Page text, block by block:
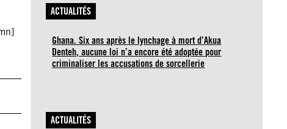
ACTUALITÉS
Ghana. Six ans après le lynchage à mort d’Akua
Denteh, aucune loi n’a encore été adoptée pour
criminaliser les accusations de sorcellerie
ACTUALITÉS